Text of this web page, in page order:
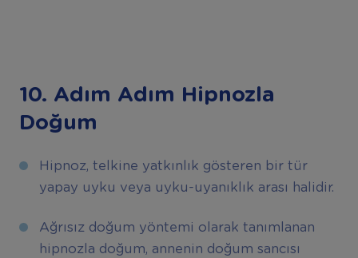
10. Adım Adım Hipnozla
Doğum
Hipnoz, telkine yatkınlık gösteren bir tür
yapay uyku veya uyku-uyanıklık arası halidir.
Ağrısız doğum yöntemi olarak tanımlanan
hipnozla doğum, annenin doğum sancısı